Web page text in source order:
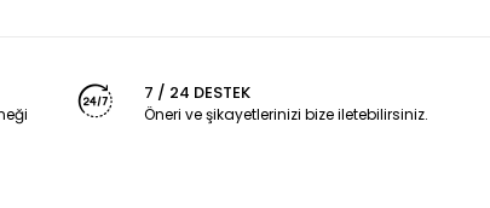
7 / 24 DESTEK
Öneri ve şikayetlerinizi bize iletebilirsiniz.